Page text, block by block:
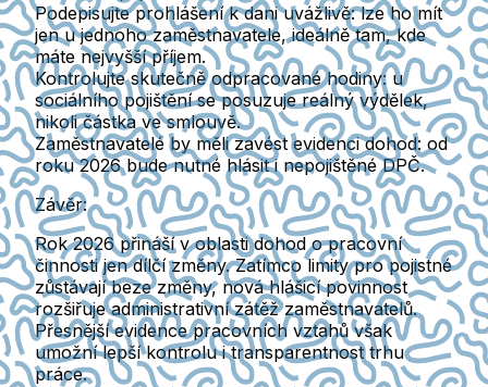
Podepisujte prohlášení k dani uvážlivě:lze ho mít
jen u jednoho zaměstnavatele, ideálně tam, kde
máte nejvyšší příjem.
Kontrolujte skutečně odpracované hodiny:u
sociálního pojištění se posuzuje reálný výdělek,
nikoli částka ve smlouvě.
Zaměstnavatelé by měli zavést evidenci dohod: od
roku 2026 bude nutné hlásit i nepojištěné DPČ.
Závěr:
Rok 2026 přináší v oblasti dohod o pracovní
činnosti jen dílčí změny. Zatímco limity pro pojistné
zůstávají beze změny, nová hlášicí povinnost
rozšiřuje administrativní zátěž zaměstnavatelů.
Přesnější evidence pracovních vztahů však
umožní lepší kontrolu i transparentnost trhu
práce.